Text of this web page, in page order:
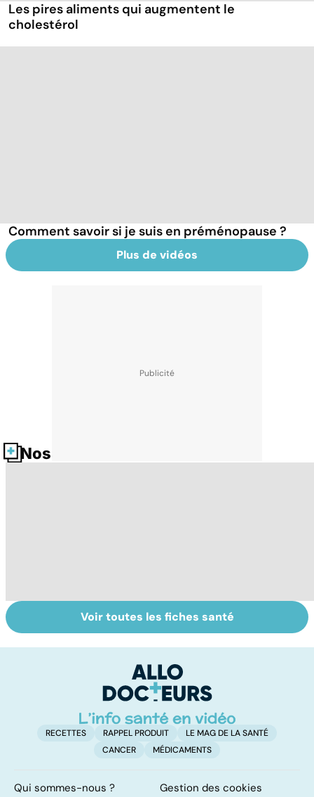
Les pires aliments qui augmentent le
cholestérol
Comment savoir si je suis en préménopause ?
Plus de vidéos
Nos fiches santé
Épilepsie :
quelles origines,
Les Français
accros aux
Voir toutes les fiches santé
RECETTES RAPPEL PRODUIT
LE MAG DE LA SANTÉ
CANCER
MÉDICAMENTS
Qui sommes-nous ? Gestion des cookies